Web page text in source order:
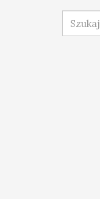
Szukaj...